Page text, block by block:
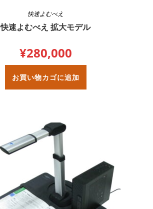
快速よむべえ
快速よむべえ 拡大モデル
¥280,000
お買い物カゴに追加